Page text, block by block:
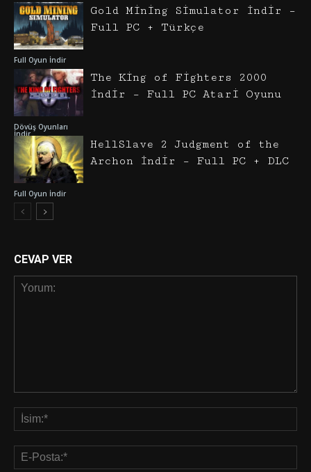
Full Oyun İndir
Gold Mining Simulator İndir –
Full PC + Türkçe
Dövüş Oyunları
İndir
The King of Fighters 2000
İndir – Full PC Atari Oyunu
Full Oyun İndir
HellSlave 2 Judgment of the
Archon İndir – Full PC + DLC
CEVAP VER